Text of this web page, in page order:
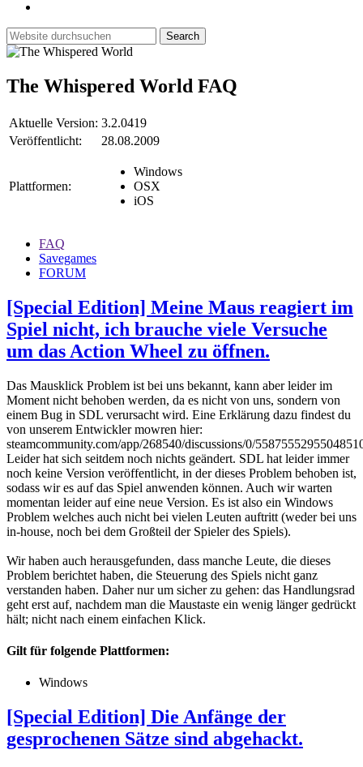
The Whispered World FAQ
Aktuelle Version: 3.2.0419
Veröffentlicht:
28.08.2009
Plattformen:
Windows
OSX
iOS
FAQ
Savegames
FORUM
[Special Edition] Meine Maus reagiert im
Spiel nicht, ich brauche viele Versuche
um das Action Wheel zu öffnen.
Das Mausklick Problem ist bei uns bekannt, kann aber leider im
Moment nicht behoben werden, da es nicht von uns, sondern von
einem Bug in SDL verursacht wird. Eine Erklärung dazu findest du
von unserem Entwickler mowren hier:
steamcommunity.com/app/268540/discussions/0/
Leider hat sich seitdem noch nichts geändert. SDL hat leider immer
noch keine Version veröffentlicht, in der dieses Problem behoben ist,
sodass wir es auf das Spiel anwenden können. Auch wir warten
momentan leider auf eine neue Version. Es ist also ein Windows
Problem welches auch nicht bei vielen Leuten auftritt (weder bei uns
in-house, noch bei dem Großteil der Spieler des Spiels).
Wir haben auch herausgefunden, dass manche Leute, die dieses
Problem berichtet haben, die Steuerung des Spiels nicht ganz
verstanden haben. Daher nur um sicher zu gehen: das Handlungsrad
geht erst auf, nachdem man die Maustaste ein wenig länger gedrückt
hält; nicht nach einem einfachen Klick.
Gilt für folgende Plattformen:
Windows
[Special Edition] Die Anfänge der
gesprochenen Sätze sind abgehackt.